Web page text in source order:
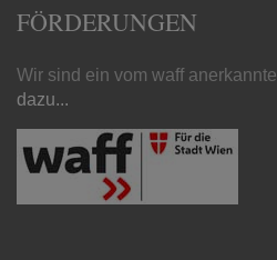
FÖRDERUNGEN
Wir sind ein vom waff
dazu...